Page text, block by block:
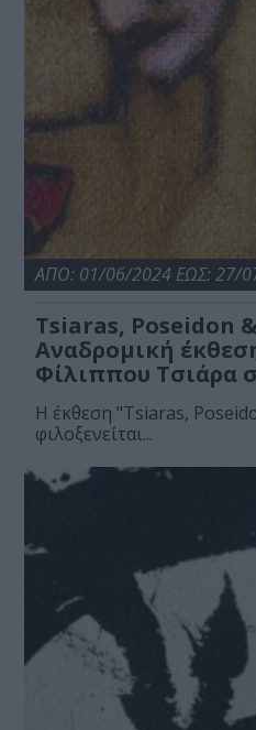
ΑΠΟ: 01/06/2024 ΕΩΣ: 27/
Tsiaras, Poseidon
Αναδρομική
Φίλιππου Τσιάρα
Η έκθεση "Tsiaras,
φιλοξενείται...